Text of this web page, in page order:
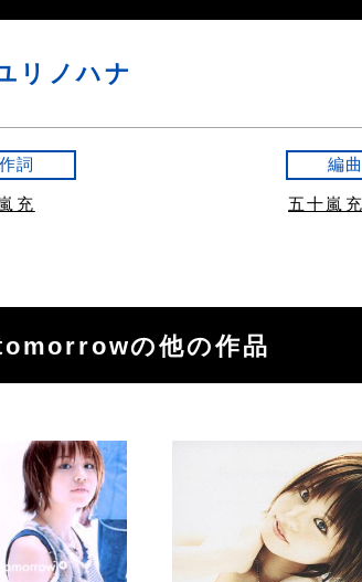
リノハナ
作詞
充
編曲
五十嵐充
の他の作品